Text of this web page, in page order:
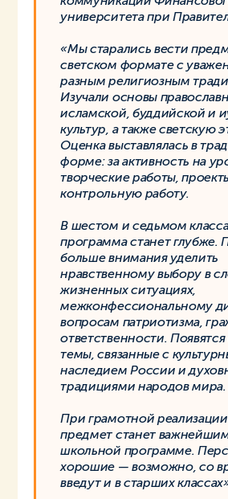
университета при
«Мы старались вести
светском формате с
разным религиозным
Изучали основы
исламской, буддийской и
культур, а также светскую
Оценка выставлялась в
форме: за активность на
творческие работы,
контрольную работу.
В шестом и седьмом
программа станет глубже.
больше внимания уделить
нравственному выбору в
жизненных ситуациях,
межконфессиональному
вопросам патриотизма,
ответственности.
темы, связанные с
наследием России и
традициями народов мира.
При грамотной
предмет станет
школьной программе.
хорошие — возможно, со
введут и в старших